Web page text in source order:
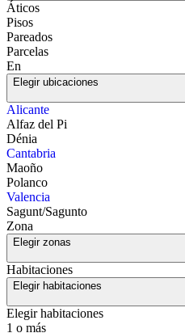
Áticos
Pisos
Pareados
Parcelas
En
Elegir ubicaciones
Alicante
Alfaz del Pi
Dénia
Cantabria
Maoño
Polanco
Valencia
Sagunt/Sagunto
Zona
Elegir zonas
Habitaciones
Elegir habitaciones
Elegir habitaciones
1 o más